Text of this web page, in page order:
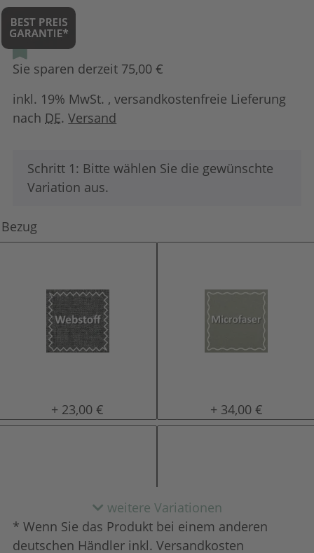
Sie sparen derzeit 75,00 €
inkl. 19% MwSt. , versandkostenfreie Lieferung
nach DE.Versand
x
Schritt 1: Bitte wählen Sie die gewünschte
Variation aus.
Bezug
Stoffbezug
+ 23,00 € Microfaser
+ 34,00 €
weitere Variationen
* Wenn Sie das Produkt bei einem anderen
deutschen Händler inkl. Versandkosten